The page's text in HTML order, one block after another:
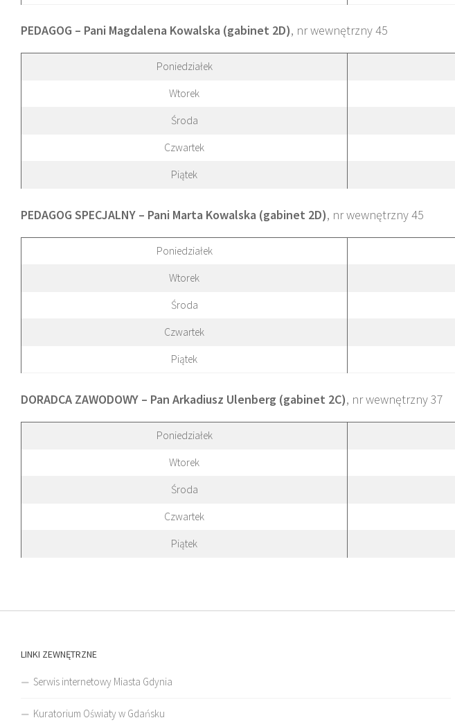
PEDAGOG – Pani Magdalena Kowalska (gabinet 2D), nr wewnętrzny 45
Poniedziałek
Wtorek
Środa
Czwartek
Piątek
PEDAGOG SPECJALNY – Pani Marta Kowalska (gabinet 2D), nr wewnętrzny 45
Poniedziałek
Wtorek
Środa
Czwartek
Piątek
DORADCA ZAWODOWY – Pan Arkadiusz Ulenberg (gabinet 2C), nr wewnętrzny 37
Poniedziałek
Wtorek
Środa
Czwartek
Piątek
LINKI ZEWNĘTRZNE
Serwis internetowy Miasta Gdynia
Kuratorium Oświaty w Gdańsku